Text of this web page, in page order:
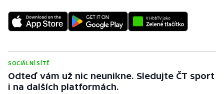
Rychlostní kanoistika
Sportovní střelba
Stolní tenis
SOCIÁLNÍ SÍTĚ
Odteď vám už nic neunikne. Sledujte ČT sport
i na dalších platformách.